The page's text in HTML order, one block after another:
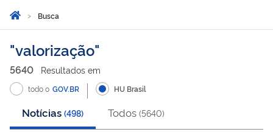
Você está aqui:
Página Inicial
Busca
Busca
valorização
5640 Resultados em
todo o GOV.BR HU Brasil
Notícias (498) Todos (5640)